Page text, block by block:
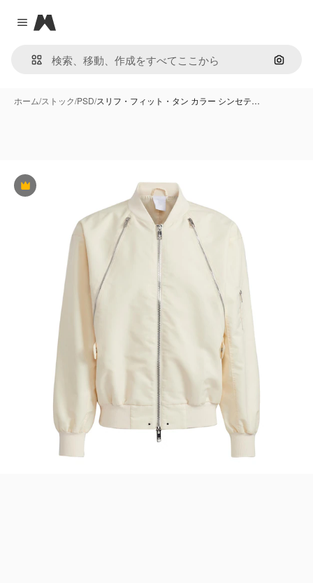
Close menu
Magnific
画像で
ホーム/ストック/PSD/スリフ・フィット・タン カラー シンセテ…
Premium